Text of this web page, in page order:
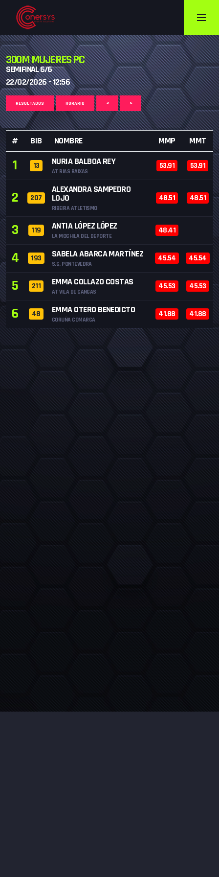
300M MUJERES PC
SEMIFINAL 6/6
22/02/2026 - 12:56
RESULTADOS HORARIO < >
# BIB NOMBRE MMP MMT
1 13 NURIA BALBOA REY
AT RIAS BAIXAS
53.91 53.91
2 207
ALEXANDRA SAMPEDRO
LOJO
RIBEIRA ATLETISMO
48.51 48.51
3 119 ANTIA LÓPEZ LÓPEZ
LA MOCHILA DEL DEPORTE
48.41
4 193 SABELA ABARCA MARTÍNEZ
S.G. PONTEVEDRA
45.54 45.54
5 211 EMMA COLLAZO COSTAS
AT VILA DE CANGAS
45.53 45.53
6 48 EMMA OTERO BENEDICTO
CORUÑA COMARCA
41.88 41.88